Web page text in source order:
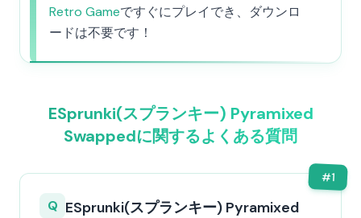
Retro Gameですぐにプレイでき、ダウンロ
ードは不要です！
ESprunki(スプランキー) Pyramixed
Swappedに関するよくある質問
#1
Q ESprunki(スプランキー) Pyramixed